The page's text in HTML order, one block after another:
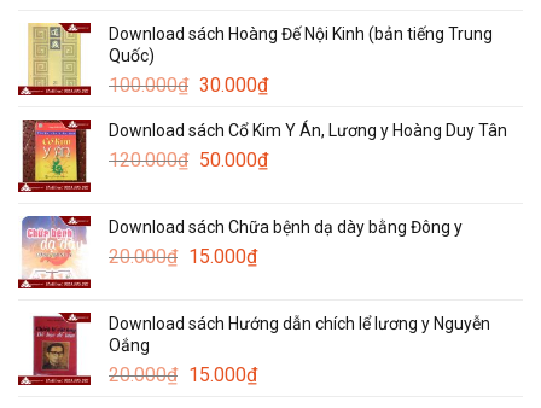
Download sách Hoàng Đế Nội Kinh (bản tiếng Trung
Quốc)
100.000₫ Giá
là:
100.000₫.
30.000₫Giá
tại
là:
Download sách Cổ Kim Y Án, Lương y Hoàng Duy Tân
120.000₫ Giá
120.000₫.
50.000₫Giá
là:
Download sách Chữa bệnh dạ dày bằng Đông y
20.000₫ Giá
20.000₫.
15.000₫Giá
là:
Download sách Hướng dẫn chích lể lương y Nguyễn
Oắng
20.000₫ Giá
15.000₫Giá